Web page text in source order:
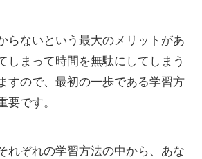
らないという最大のメリットがあ
しまって時間を無駄にしてしまう
すので、最初の一歩である学習方
要です。
れぞれの学習方法の中から、あな